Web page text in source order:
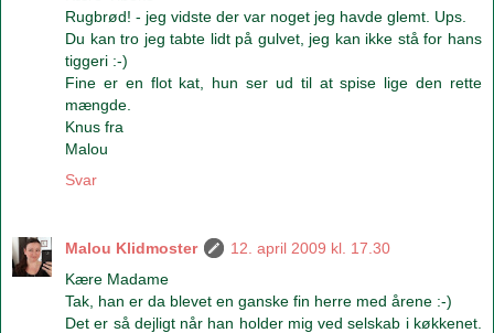
Rugbrød! - jeg vidste der var noget jeg havde glemt. Ups.
Du kan tro jeg tabte lidt på gulvet, jeg kan ikke stå for hans
tiggeri :-)
Fine er en flot kat, hun ser ud til at spise lige den rette
mængde.
Knus fra
Malou
Svar
Malou Klidmoster
12. april 2009 kl. 17.30
Kære Madame
Tak, han er da blevet en ganske fin herre med årene :-)
Det er så dejligt når han holder mig ved selskab i køkkenet.